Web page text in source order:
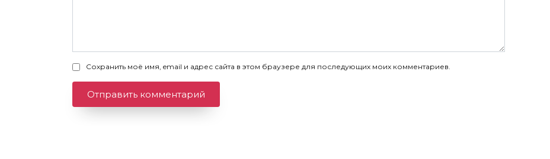
Сохранить моё имя, email и адрес сайта в этом браузере для последующих моих комментариев.